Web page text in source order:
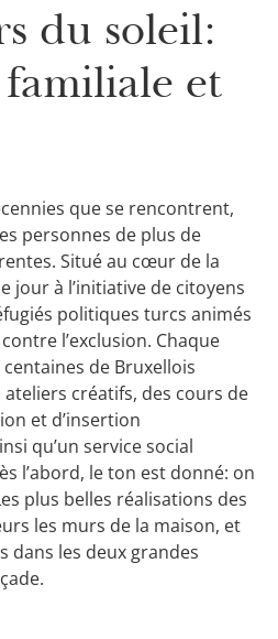
du soleil:
et
que se rencontrent,
personnes de plus de
Situé au cœur de la
jour à l’initiative de citoyens
politiques turcs animés
l’exclusion. Chaque
de Bruxellois
créatifs, des cours de
et d’insertion
qu’un service social
l’abord, le ton est donné: on
plus belles réalisations des
les murs de la maison, et
dans les deux grandes